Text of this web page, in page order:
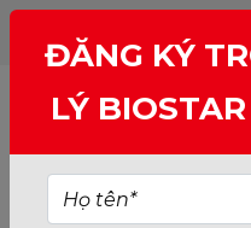
ĐĂNG KÝ
LÝ